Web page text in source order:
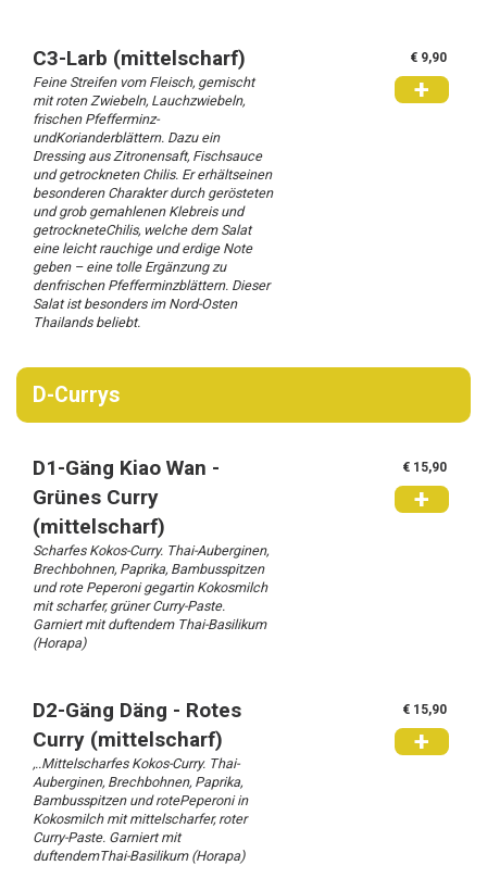
C3-Larb (mittelscharf)
Feine Streifen vom Fleisch, gemischt
mit roten Zwiebeln, Lauchzwiebeln,
frischen Pfefferminz-
undKorianderblättern. Dazu ein
Dressing aus Zitronensaft, Fischsauce
und getrockneten Chilis. Er erhältseinen
besonderen Charakter durch gerösteten
und grob gemahlenen Klebreis und
getrockneteChilis, welche dem Salat
eine leicht rauchige und erdige Note
geben – eine tolle Ergänzung zu
denfrischen Pfefferminzblättern. Dieser
Salat ist besonders im Nord-Osten
Thailands beliebt.
€ 9,90
+
D-Currys
D1-Gäng Kiao Wan -
Grünes Curry
(mittelscharf)
Scharfes Kokos-Curry. Thai-Auberginen,
Brechbohnen, Paprika, Bambusspitzen
und rote Peperoni gegartin Kokosmilch
mit scharfer, grüner Curry-Paste.
Garniert mit duftendem Thai-Basilikum
(Horapa)
€ 15,90
+
D2-Gäng Däng - Rotes
Curry (mittelscharf)
,..Mittelscharfes Kokos-Curry. Thai-
Auberginen, Brechbohnen, Paprika,
Bambusspitzen und rotePeperoni in
Kokosmilch mit mittelscharfer, roter
Curry-Paste. Garniert mit
duftendemThai-Basilikum (Horapa)
€ 15,90
+